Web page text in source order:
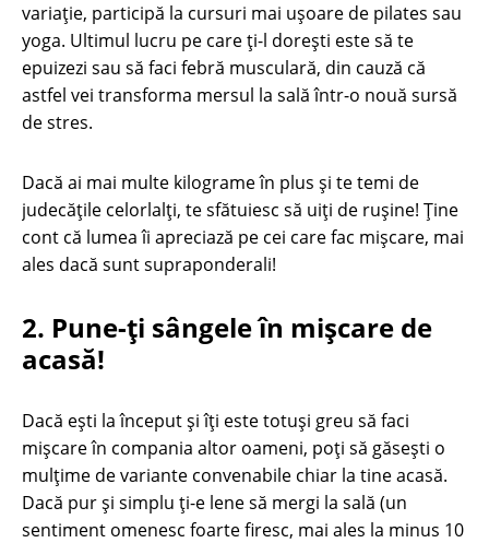
variație, participă la cursuri mai ușoare de pilates sau
yoga. Ultimul lucru pe care ți-l dorești este să te
epuizezi sau să faci febră musculară, din cauză că
astfel vei transforma mersul la sală într-o nouă sursă
de stres.
Dacă ai mai multe kilograme în plus și te temi de
judecățile celorlalți, te sfătuiesc să uiţi de rușine! Ţine
cont că lumea îi apreciază pe cei care fac mișcare, mai
ales dacă sunt supraponderali!
2. Pune-ți sângele în mișcare de
acasă!
Dacă ești la început și îți este totuși greu să faci
mișcare în compania altor oameni, poți să găsești o
mulţime de variante convenabile chiar la tine acasă.
Dacă pur și simplu ți-e lene să mergi la sală (un
sentiment omenesc foarte firesc, mai ales la minus 10